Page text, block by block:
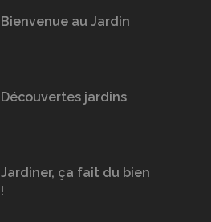
Bienvenue au Jardin
Découvertes jardins
Jardiner, ça fait du bien
!